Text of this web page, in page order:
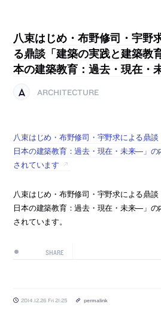
八束はじめ・布野修司・宇野
る鼎談「建築の実践と建築教
本の建築教育：過去・現在・
ARCHITECTURE
八束はじめ・布野修司・宇野求による鼎
日本の建築教育：過去・現在・未来—」の
されています
八束はじめ・布野修司・宇野求による鼎
日本の建築教育：過去・現在・未来—」の
されています。
SHARE
2014.12.26 Fri 21:25 permalink